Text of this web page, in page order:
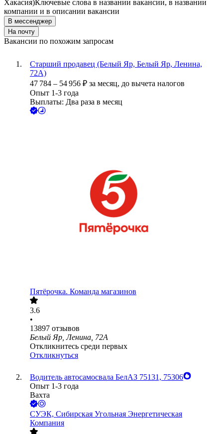
Хакасия)Ключевые слова в названии вакансии, в названии
компании и в описании вакансии
В мессенджер
На почту
Вакансии по похожим запросам
Старший продавец (Белый Яр, Белый Яр, Ленина,
72А)
47 784 – 54 956 ₽ за месяц, до вычета налогов
Опыт 1-3 года
Выплаты: Два раза в месяц
Пятёрочка. Команда магазинов
3.6
•
13897 отзывов
Белый Яр, Ленина, 72А
Откликнитесь среди первых
Откликнуться
Водитель автосамосвала БелАЗ 75131, 75306
Опыт 1-3 года
Вахта
СУЭК, Сибирская Угольная Энергетическая
Компания